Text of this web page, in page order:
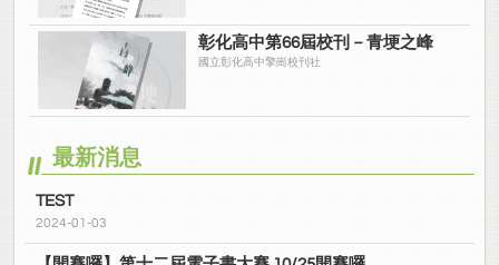
彰化高中第66屆校刊－青埂之峰
國立彰化高中擎崗校刊社
最新消息
TEST
2024-01-03